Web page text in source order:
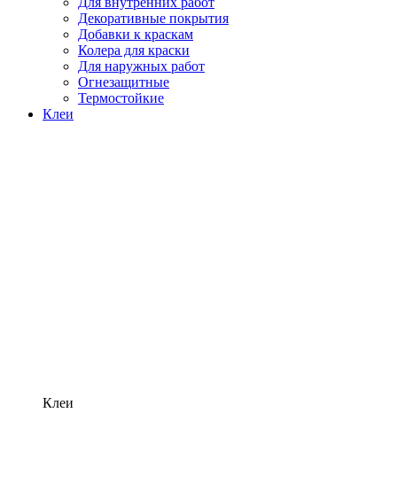
Декоративные покрытия
Добавки к краскам
Колера для краски
Для наружных работ
Огнезащитные
Термостойкие
Клеи
Клеи